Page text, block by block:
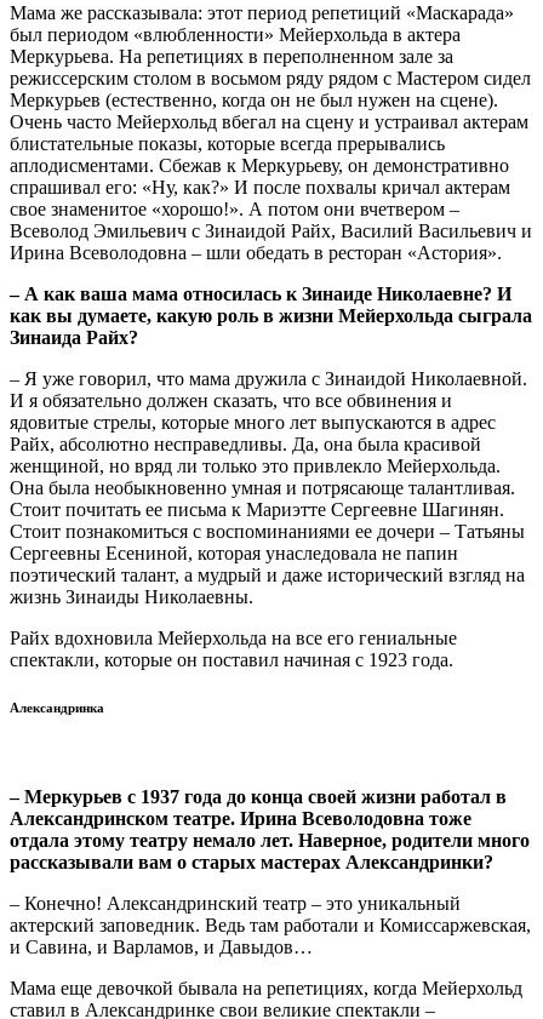
Мама же рассказывала: этот период репетиций «Маскарада»
был периодом «влюбленности» Мейерхольда в актера
Меркурьева. На репетициях в переполненном зале за
режиссерским столом в восьмом ряду рядом с Мастером сидел
Меркурьев (естественно, когда он не был нужен на сцене).
Очень часто Мейерхольд вбегал на сцену и устраивал актерам
блистательные показы, которые всегда прерывались
аплодисментами. Сбежав к Меркурьеву, он демонстративно
спрашивал его: «Ну, как?» И после похвалы кричал актерам
свое знаменитое «хорошо!». А потом они вчетвером –
Всеволод Эмильевич с Зинаидой Райх, Василий Васильевич и
Ирина Всеволодовна – шли обедать в ресторан «Астория».
– А как ваша мама относилась к Зинаиде Николаевне? И
как вы думаете, какую роль в жизни Мейерхольда сыграла
Зинаида Райх?
– Я уже говорил, что мама дружила с Зинаидой Николаевной.
И я обязательно должен сказать, что все обвинения и
ядовитые стрелы, которые много лет выпускаются в адрес
Райх, абсолютно несправедливы. Да, она была красивой
женщиной, но вряд ли только это привлекло Мейерхольда.
Она была необыкновенно умная и потрясающе талантливая.
Стоит почитать ее письма к Мариэтте Сергеевне Шагинян.
Стоит познакомиться с воспоминаниями ее дочери – Татьяны
Сергеевны Есениной, которая унаследовала не папин
поэтический талант, а мудрый и даже исторический взгляд на
жизнь Зинаиды Николаевны.
Райх вдохновила Мейерхольда на все его гениальные
спектакли, которые он поставил начиная с 1923 года.
Александринка
– Меркурьев с 1937 года до конца своей жизни работал в
Александринском театре. Ирина Всеволодовна тоже
отдала этому театру немало лет. Наверное, родители много
рассказывали вам о старых мастерах Александринки?
– Конечно! Александринский театр – это уникальный
актерский заповедник. Ведь там работали и Комиссаржевская,
и Савина, и Варламов, и Давыдов…
Мама еще девочкой бывала на репетициях, когда Мейерхольд
ставил в Александринке свои великие спектакли –